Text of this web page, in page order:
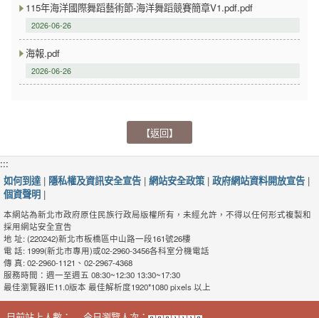
115年海洋國際舞蹈藝術節-海洋舞蹈競賽簡章V1.pdf.pdf
2026-06-26
海報.pdf
2026-06-26
【返回】
:::
如何到達 | 隱私權及資訊安全宣告 |網站安全政策|政府網站資料開放宣告 |
個資聲明 |
本網站為新北市政府原住民族行政局版權所有，未經允許，不得以任何形式複製和
採用網站安全宣告
地 址: (220242)新北市板橋區中山路一段161號26樓
電 話: 1999(新北市專用)或02-2960-3456各科室分機電話
傳 真: 02-2960-1121、02-2967-4368
服務時間：週一至週五 08:30~12:30 13:30~17:30
最佳瀏覽器IE11.0版本 最佳解析度1920*1080 pixels 以上